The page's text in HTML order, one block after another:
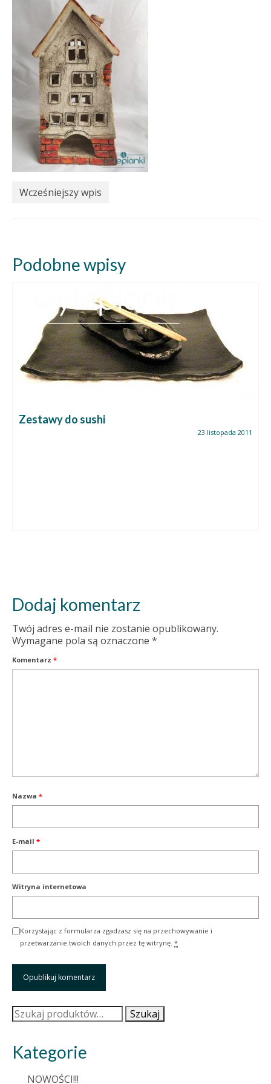
Wcześniejszy wpis
Podobne wpisy
Zestawy do sushi
23 listopada 2011
Dodaj komentarz
Twój adres e-mail nie zostanie opublikowany.
Wymagane pola są oznaczone *
Komentarz *
Nazwa *
E-mail *
Witryna internetowa
Korzystając z formularza zgadzasz się na przechowywanie i
przetwarzanie twoich danych przez tę witrynę. *
Szukaj: Szukaj
Kategorie
NOWOŚCI!!!